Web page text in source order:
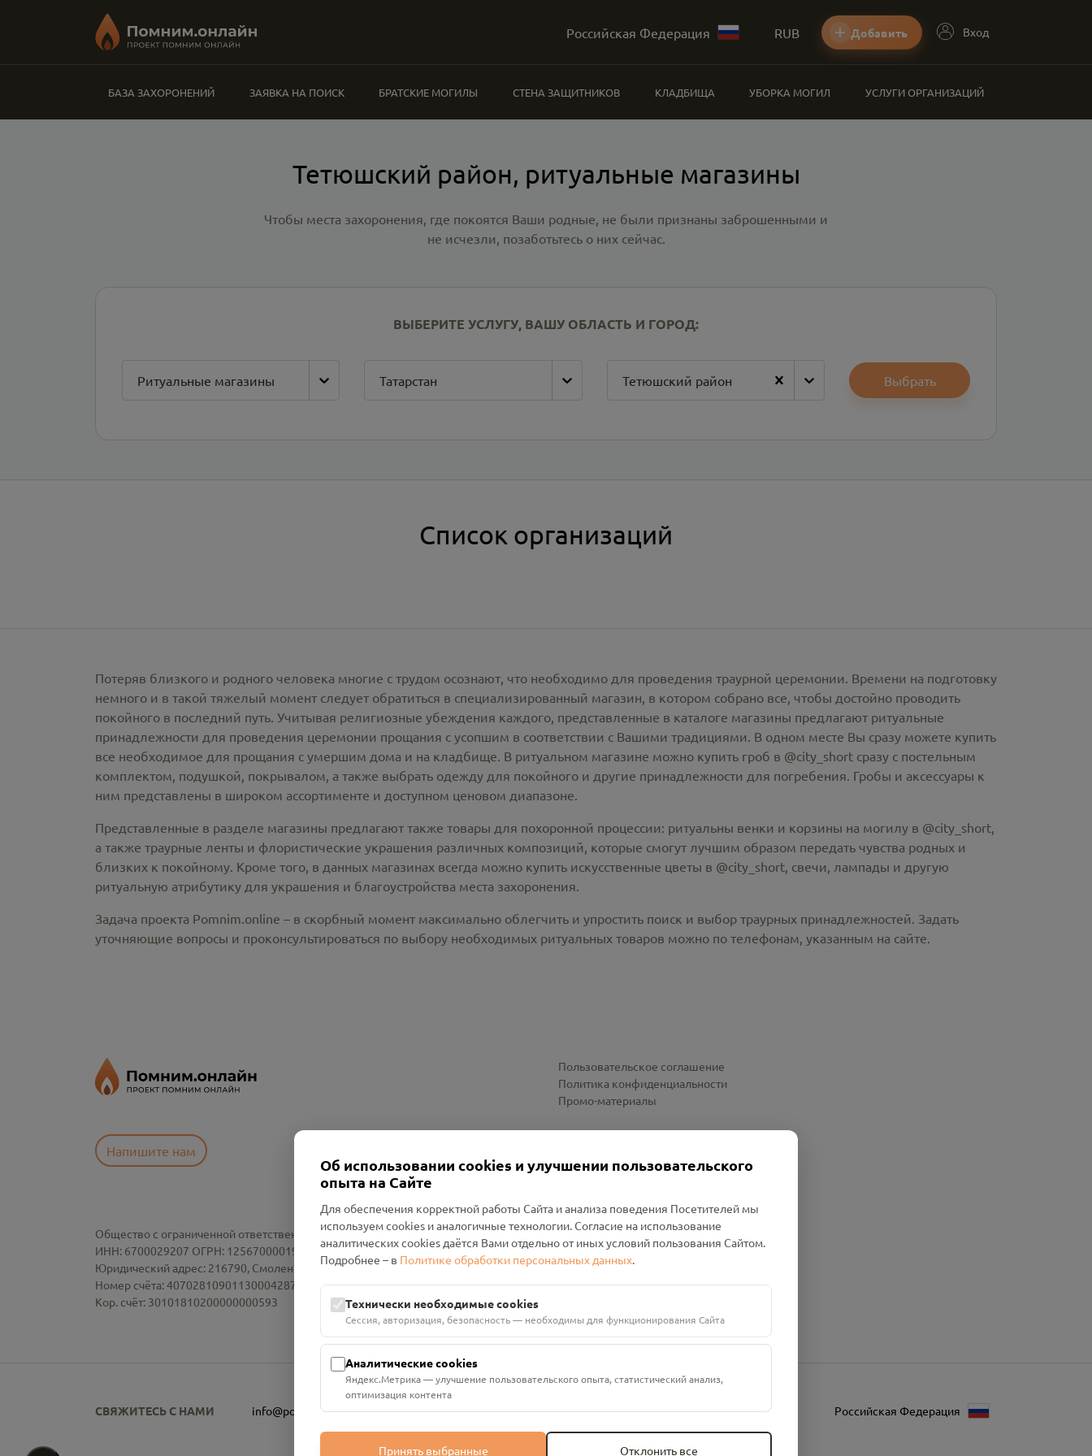
Российская Федерация RUB Добавить Вход
БАЗА ЗАХОРОНЕНИЙ ЗАЯВКА НА ПОИСК БРАТСКИЕ МОГИЛЫ СТЕНА ЗАЩИТНИКОВ КЛАДБИЩА УБОРКА МОГИЛ УСЛУГИ ОРГАНИЗАЦИЙ
Тетюшский район, ритуальные магазины
Чтобы места захоронения, где покоятся Ваши родные, не были признаны заброшенными и
не исчезли, позаботьтесь о них сейчас.
ВЫБЕРИТЕ УСЛУГУ, ВАШУ ОБЛАСТЬ И ГОРОД:
Ритуальные магазины Татарстан Тетюшский район Выбрать
Список организаций
Потеряв близкого и родного человека многие с трудом осознают, что необходимо для проведения траурной церемонии. Времени на подготовку
немного и в такой тяжелый момент следует обратиться в специализированный магазин, в котором собрано все, чтобы достойно проводить
покойного в последний путь. Учитывая религиозные убеждения каждого, представленные в каталоге магазины предлагают ритуальные
принадлежности для проведения церемонии прощания с усопшим в соответствии с Вашими традициями. В одном месте Вы сразу можете купить
все необходимое для прощания с умершим дома и на кладбище. В ритуальном магазине можно купить гроб в @city_short сразу с постельным
комплектом, подушкой, покрывалом, а также выбрать одежду для покойного и другие принадлежности для погребения. Гробы и аксессуары к
ним представлены в широком ассортименте и доступном ценовом диапазоне.
Представленные в разделе магазины предлагают также товары для похоронной процессии: ритуальны венки и корзины на могилу в @city_short,
а также траурные ленты и флористические украшения различных композиций, которые смогут лучшим образом передать чувства родных и
близких к покойному. Кроме того, в данных магазинах всегда можно купить искусственные цветы в @city_short, свечи, лампады и другую
ритуальную атрибутику для украшения и благоустройства места захоронения.
Задача проекта Pomnim.online – в скорбный момент максимально облегчить и упростить поиск и выбор траурных принадлежностей. Задать
уточняющие вопросы и проконсультироваться по выбору необходимых ритуальных товаров можно по телефонам, указанным на сайте.
Напишите нам
Пользовательское соглашение
Политика конфиденциальности
Промо-материалы
Общество с ограниченной ответственностью «Смоленский Проект Помним»
ИНН: 6700029207 ОГРН: 1256700001986
Юридический адрес: 216790, Смоленская область, р-н Руднянский, г. Рудня, улица Западная, д. 26А, пом. 18
Номер счёта: 40702810901130004287 в АО "АЛЬФА-БАНК"
Кор. счёт: 30101810200000000593
СВЯЖИТЕСЬ С НАМИ info@pomnim.online Российская Федерация
Об использовании cookies и улучшении пользовательского
опыта на Сайте
Для обеспечения корректной работы Сайта и анализа поведения Посетителей мы
используем cookies и аналогичные технологии. Согласие на использование
аналитических cookies даётся Вами отдельно от иных условий пользования Сайтом.
Подробнее – в Политике обработки персональных данных.
Технически необходимые cookies
Сессия, авторизация, безопасность — необходимы для функционирования Сайта
Аналитические cookies
Яндекс.Метрика — улучшение пользовательского опыта, статистический анализ,
оптимизация контента
Принять выбранные Отклонить все